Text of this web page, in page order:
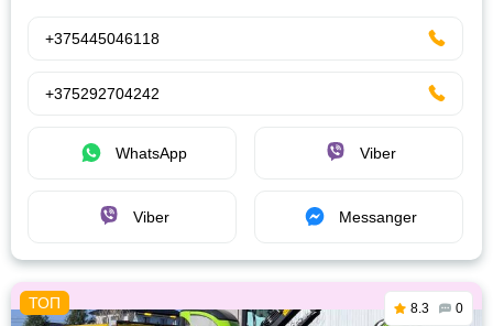
+375445046118
+375292704242
WhatsApp Viber
Viber Messanger
8.3 0